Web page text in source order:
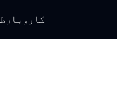
کاروبار